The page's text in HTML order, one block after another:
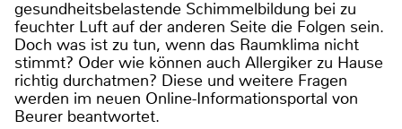
gesundheitsbelastende Schimmelbildung bei zu
feuchter Luft auf der anderen Seite die Folgen sein.
Doch was ist zu tun, wenn das Raumklima nicht
stimmt? Oder wie können auch Allergiker zu Hause
richtig durchatmen? Diese und weitere Fragen
werden im neuen Online-Informationsportal von
Beurer beantwortet.